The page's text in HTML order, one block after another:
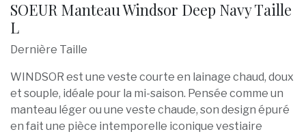
SOEUR Manteau Windsor Deep Navy Taille
L
Dernière Taille
WINDSOR est une veste courte en lainage chaud, doux
et souple, idéale pour la mi-saison. Pensée comme un
manteau léger ou une veste chaude, son design épuré
en fait une pièce intemporelle iconique vestiaire